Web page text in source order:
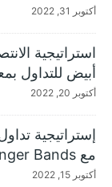
أكتوبر 31, 2022
استراتيجية
أبيض للتداول
أكتوبر 20, 2022
إستراتيجية
مع Bollinger Bands فقط
أكتوبر 15, 2022